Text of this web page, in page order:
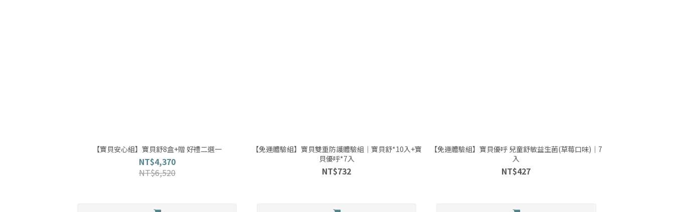
【寶貝安心組】寶貝舒8盒+贈 好禮二選一
NT$4,370
NT$6,520
【免運體驗組】寶貝雙重防護體驗組｜寶貝舒*10入+寶
貝優呼*7入
NT$732
【免運體驗組】寶貝優呼 兒童舒敏益生菌(草莓口味)｜7
入
NT$427